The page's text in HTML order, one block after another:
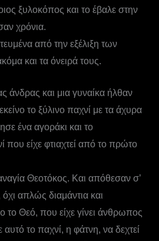
ξυλοκόπος και το έβαλε στην
χρόνια.
από την εξέλιξη των
και τα όνειρά τους.
άνδρας και μια γυναίκα ήλθαν
το ξύλινο παχνί με τα άχυρα
ένα αγοράκι και το
που είχε φτιαχτεί από το πρώτο
Θεοτόκος. Και απόθεσαν σ’
όχι απλώς διαμάντια και
το Θεό, που είχε γίνει άνθρωπος
το παχνί, η φάτνη, να δεχτεί